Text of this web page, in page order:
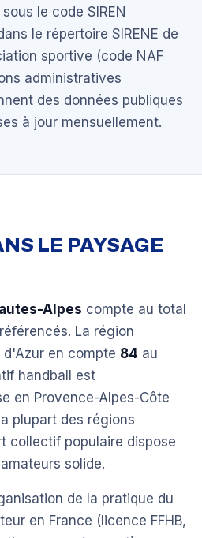
le code SIREN
le répertoire SIRENE de
sportive (code NAF
administratives
des données publiques
à jour mensuellement.
LE PAYSAGE
Alpes compte au total
référencés. La région
en compte 84 au
handball est
en Provence-Alpes-Côte
plupart des régions
collectif populaire dispose
solide.
de la pratique du
en France (licence FFHB,